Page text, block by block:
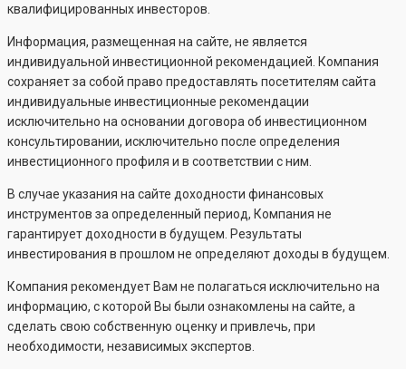
квалифицированных инвесторов.
Информация, размещенная на сайте, не является
индивидуальной инвестиционной рекомендацией. Компания
сохраняет за собой право предоставлять посетителям сайта
индивидуальные инвестиционные рекомендации
исключительно на основании договора об инвестиционном
консультировании, исключительно после определения
инвестиционного профиля и в соответствии с ним.
В случае указания на сайте доходности финансовых
инструментов за определенный период, Компания не
гарантирует доходности в будущем. Результаты
инвестирования в прошлом не определяют доходы в будущем.
Компания рекомендует Вам не полагаться исключительно на
информацию, с которой Вы были ознакомлены на сайте, а
сделать свою собственную оценку и привлечь, при
необходимости, независимых экспертов.